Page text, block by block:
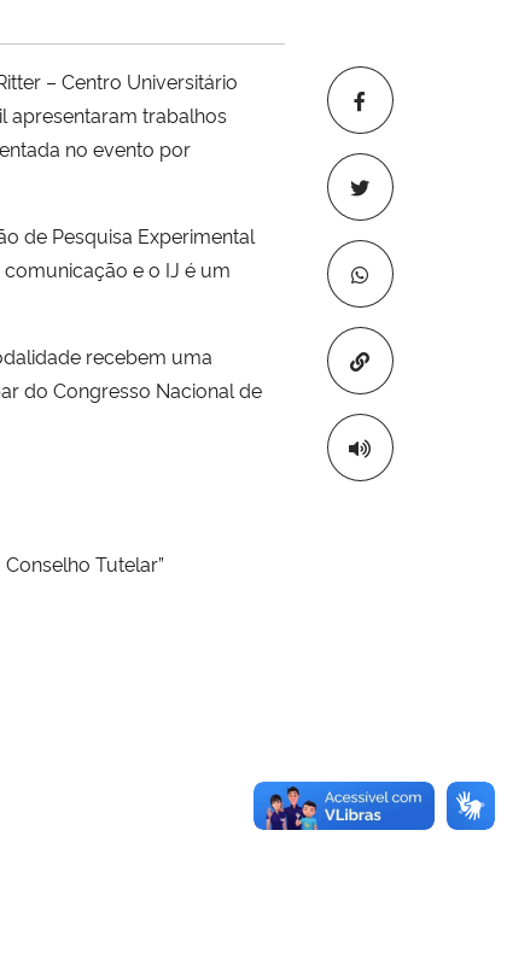
Copiar para
– Centro Universitário
apresentaram trabalhos
no evento por
de Pesquisa Experimental
e o IJ é um
recebem uma
do Congresso Nacional de
Tutelar”